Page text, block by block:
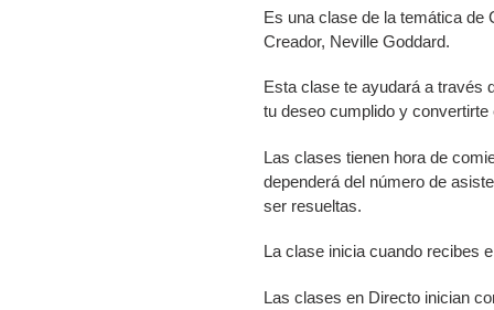
Es una clase de la temática de
Creador, Neville Goddard.
Esta clase te ayudará a través
tu deseo cumplido y
Las clases tienen hora de
dependerá del número de
ser resueltas.
La clase inicia cuando recibes
Las clases en Directo inician